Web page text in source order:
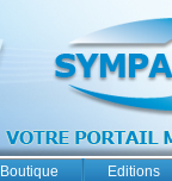
Boutique Editions